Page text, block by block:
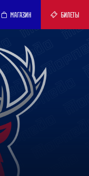
МАГАЗИН БИЛЕТЫ